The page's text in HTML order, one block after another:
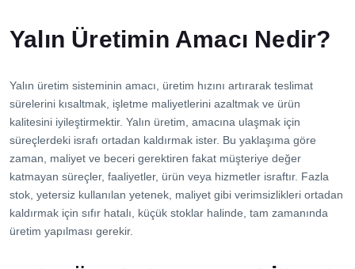
Yalın Üretimin Amacı Nedir?
Yalın üretim sisteminin amacı, üretim hızını artırarak teslimat
sürelerini kısaltmak, işletme maliyetlerini azaltmak ve ürün
kalitesini iyileştirmektir. Yalın üretim, amacına ulaşmak için
süreçlerdeki israfı ortadan kaldırmak ister. Bu yaklaşıma göre
zaman, maliyet ve beceri gerektiren fakat müşteriye değer
katmayan süreçler, faaliyetler, ürün veya hizmetler israftır. Fazla
stok, yetersiz kullanılan yetenek, maliyet gibi verimsizlikleri ortadan
kaldırmak için sıfır hatalı, küçük stoklar halinde, tam zamanında
üretim yapılması gerekir.